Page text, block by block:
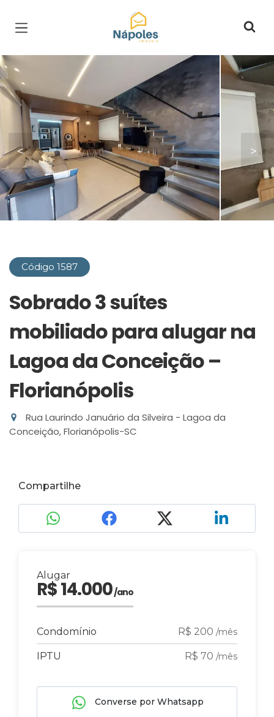
Página inicial
< >
Código 1587
Sobrado 3 suítes
mobiliado para alugar na
Lagoa da Conceição –
Florianópolis
Rua Laurindo Januário da Silveira - Lagoa da
Conceição, Florianópolis-SC
Compartilhe
Alugar
R$ 14.000/ano
Condomínio R$ 200 /mês
IPTU R$ 70 /mês
Converse por Whatsapp